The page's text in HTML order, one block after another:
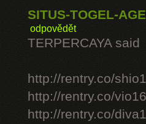
SITUS-TOGEL-
odpovědět
TERPERCAYA said
http://rentry.co/
http://rentry.co/
http://rentry.co/